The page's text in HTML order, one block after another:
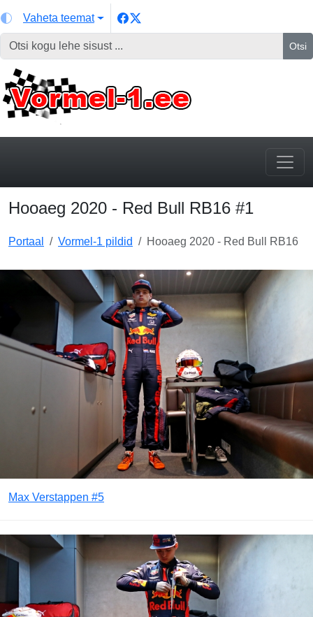
Vaheta teemat
Otsi
Hooaeg 2020 - Red Bull RB16 #1
Portaal Vormel-1 pildid Hooaeg 2020 - Red Bull RB16
Max Verstappen #5